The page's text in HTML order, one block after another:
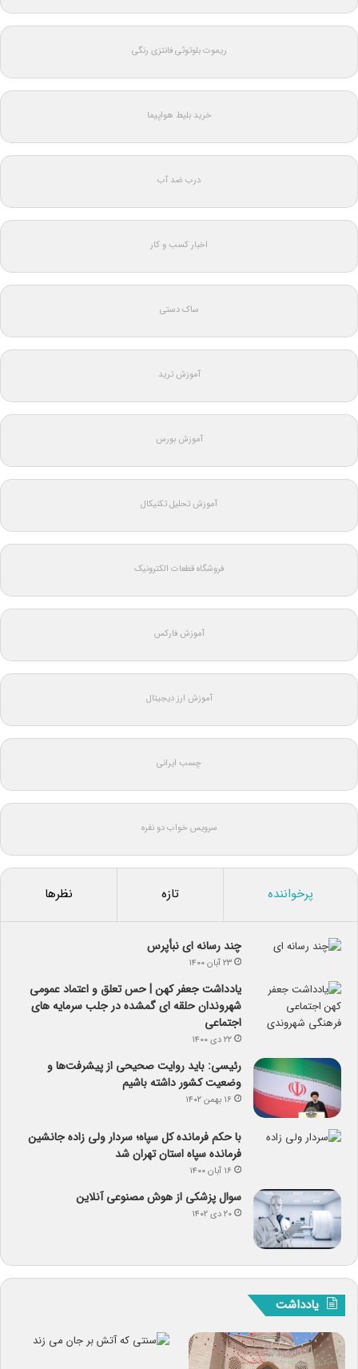
ریموت بلوتوثی فانتزی رنگی
خرید بلیط هواپیما
درب ضد آب
اخبار کسب و کار
ساک دستی
آموزش ترید
آموزش بورس
آموزش تحلیل تکنیکال
فروشگاه قطعات الکترونیک
آموزش فارکس
آموزش ارز دیجیتال
چسب ایرانی
سرویس خواب دو نفره
پرخواننده تازه نظرها
چند رسانه ای نبأپرس
۲۳ آبان ۱۴۰۰
یادداشت جعفر کهن | حس تعلق و اعتماد عمومی
شهروندان حلقه ای گمشده در جلب سرمایه های
اجتماعی
۲۲ دی ۱۴۰۰
رئیسی: باید روایت صحیحی از پیشرفت‌ها و
وضعیت کشور داشته باشیم
۱۶ بهمن ۱۴۰۲
با حکم فرمانده کل سپاه؛ سردار ولی زاده جانشین
فرمانده سپاه استان تهران شد
۱۶ آبان ۱۴۰۰
سوال پزشکی از هوش مصنوعی آنلاین
۲۰ دی ۱۴۰۲
یادداشت